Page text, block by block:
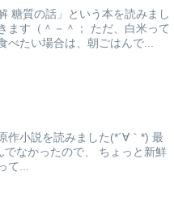
糖質の話」という本を読みまし
と、白米を食べたい場合は、朝ごはんで...
ので、 ちょっと新鮮
て...